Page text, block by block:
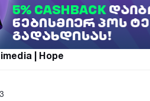
| Hope